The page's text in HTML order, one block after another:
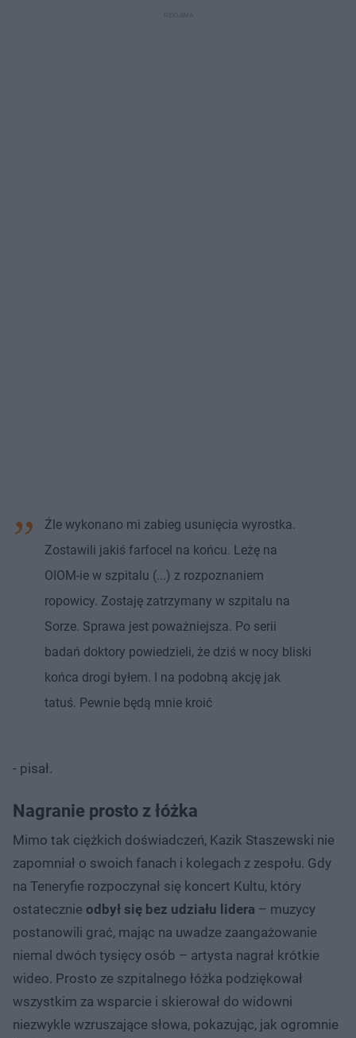
Źle wykonano mi zabieg usunięcia wyrostka.
Zostawili jakiś farfocel na końcu. Leżę na
OIOM-ie w szpitalu (...) z rozpoznaniem
ropowicy. Zostaję zatrzymany w szpitalu na
Sorze. Sprawa jest poważniejsza. Po serii
badań doktory powiedzieli, że dziś w nocy bliski
końca drogi byłem. I na podobną akcję jak
tatuś. Pewnie będą mnie kroić
- pisał.
Nagranie prosto z łóżka
Mimo tak ciężkich doświadczeń, Kazik Staszewski nie
zapomniał o swoich fanach i kolegach z zespołu. Gdy
na Teneryfie rozpoczynał się koncert Kultu, który
ostatecznie odbył się bez udziału lidera – muzycy
postanowili grać, mając na uwadze zaangażowanie
niemal dwóch tysięcy osób – artysta nagrał krótkie
wideo. Prosto ze szpitalnego łóżka podziękował
wszystkim za wsparcie i skierował do widowni
niezwykle wzruszające słowa, pokazując, jak ogromnie